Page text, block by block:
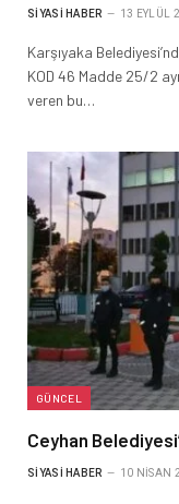
SIYASI HABER 13 EYLÜL
Karşıyaka
KOD 46 Madde 25/2
veren bu…
GÜNCEL
Ceyhan
SIYASI HABER 10 NISAN